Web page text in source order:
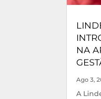
NA
Ago 3,
A